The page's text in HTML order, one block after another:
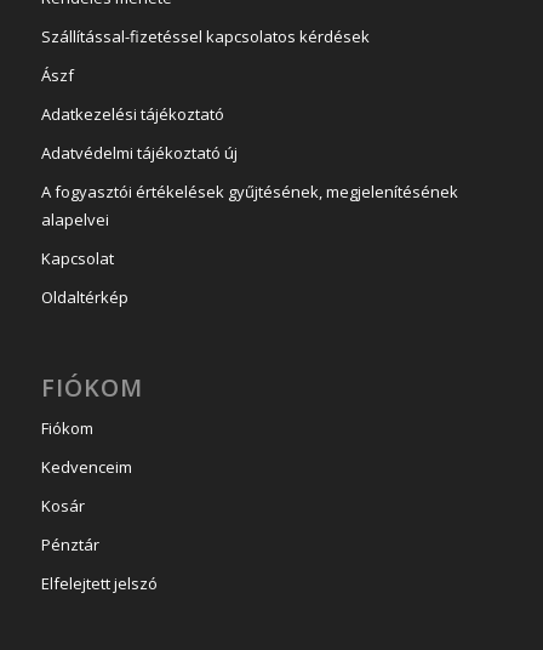
Szállítással-fizetéssel kapcsolatos kérdések
Ászf
Adatkezelési tájékoztató
Adatvédelmi tájékoztató új
A fogyasztói értékelések gyűjtésének, megjelenítésének
alapelvei
Kapcsolat
Oldaltérkép
FIÓKOM
Fiókom
Kedvenceim
Kosár
Pénztár
Elfelejtett jelszó